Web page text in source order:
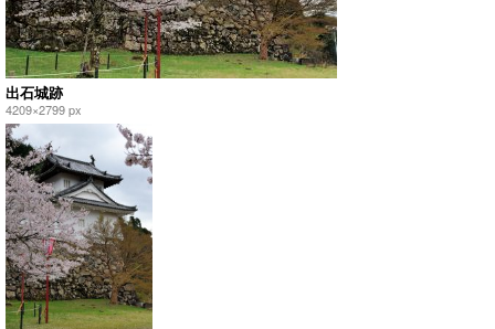
出石城跡
4209×2799 px